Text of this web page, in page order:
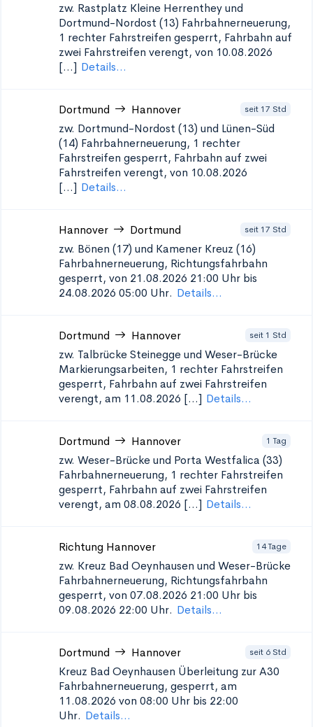
zw. Rastplatz Kleine Herrenthey und
Dortmund-Nordost (13) Fahrbahnerneuerung,
1 rechter Fahrstreifen gesperrt, Fahrbahn auf
zwei Fahrstreifen verengt, von 10.08.2026
[...] Details...
Dortmund Hannover seit 17 Std
zw. Dortmund-Nordost (13) und Lünen-Süd
(14) Fahrbahnerneuerung, 1 rechter
Fahrstreifen gesperrt, Fahrbahn auf zwei
Fahrstreifen verengt, von 10.08.2026
[...] Details...
Hannover Dortmund seit 17 Std
zw. Bönen (17) und Kamener Kreuz (16)
Fahrbahnerneuerung, Richtungsfahrbahn
gesperrt, von 21.08.2026 21:00 Uhr bis
24.08.2026 05:00 Uhr. Details...
Dortmund Hannover seit 1 Std
zw. Talbrücke Steinegge und Weser-Brücke
Markierungsarbeiten, 1 rechter Fahrstreifen
gesperrt, Fahrbahn auf zwei Fahrstreifen
verengt, am 11.08.2026 [...] Details...
Dortmund Hannover 1 Tag
zw. Weser-Brücke und Porta Westfalica (33)
Fahrbahnerneuerung, 1 rechter Fahrstreifen
gesperrt, Fahrbahn auf zwei Fahrstreifen
verengt, am 08.08.2026 [...] Details...
Richtung Hannover 14 Tage
zw. Kreuz Bad Oeynhausen und Weser-Brücke
Fahrbahnerneuerung, Richtungsfahrbahn
gesperrt, von 07.08.2026 21:00 Uhr bis
09.08.2026 22:00 Uhr. Details...
Dortmund Hannover seit 6 Std
Kreuz Bad Oeynhausen Überleitung zur A30
Fahrbahnerneuerung, gesperrt, am
11.08.2026 von 08:00 Uhr bis 22:00
Uhr. Details...